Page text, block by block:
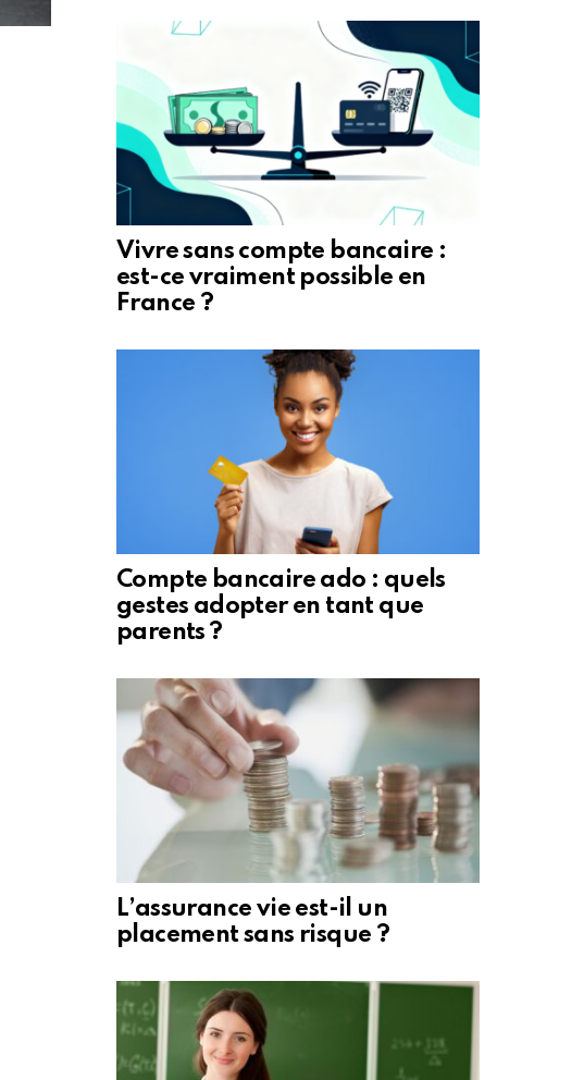
Vivre sans compte bancaire :
est-ce vraiment possible en
France ?
Compte bancaire ado : quels
gestes adopter en tant que
parents ?
L’assurance vie est-il un
placement sans risque ?